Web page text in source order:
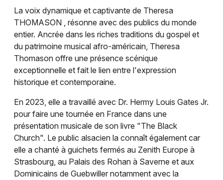
Concerts dans le Grand Est
Jeux concours
Newsletter des sorties
Artistes en tournée
Actus à Mulhouse
Magazine à Mulhouse
La voix dynamique et captivante de Theresa
THOMASON , résonne avec des publics du monde
entier. Ancrée dans les riches traditions du gospel et
du patrimoine musical afro-américain, Theresa
Thomason offre une présence scénique
exceptionnelle et fait le lien entre l'expression
historique et contemporaine.
En 2023, elle a travaillé avec Dr. Hermy Louis Gates Jr.
pour faire une tournée en France dans une
présentation musicale de son livre "The Black
Church". Le public alsacien la connaît également car
elle a chanté à guichets fermés au Zenith Europe à
Strasbourg, au Palais des Rohan à Saverne et aux
Dominicains de Guebwiller notamment avec la